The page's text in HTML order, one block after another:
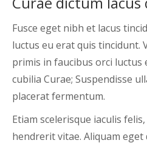
Fusce eget nibh et lacus
luctus eu erat quis tincidunt.
primis in faucibus orci luctus
cubilia Curae; Suspendisse
placerat fermentum.
Etiam scelerisque iaculis
hendrerit vitae. Aliquam